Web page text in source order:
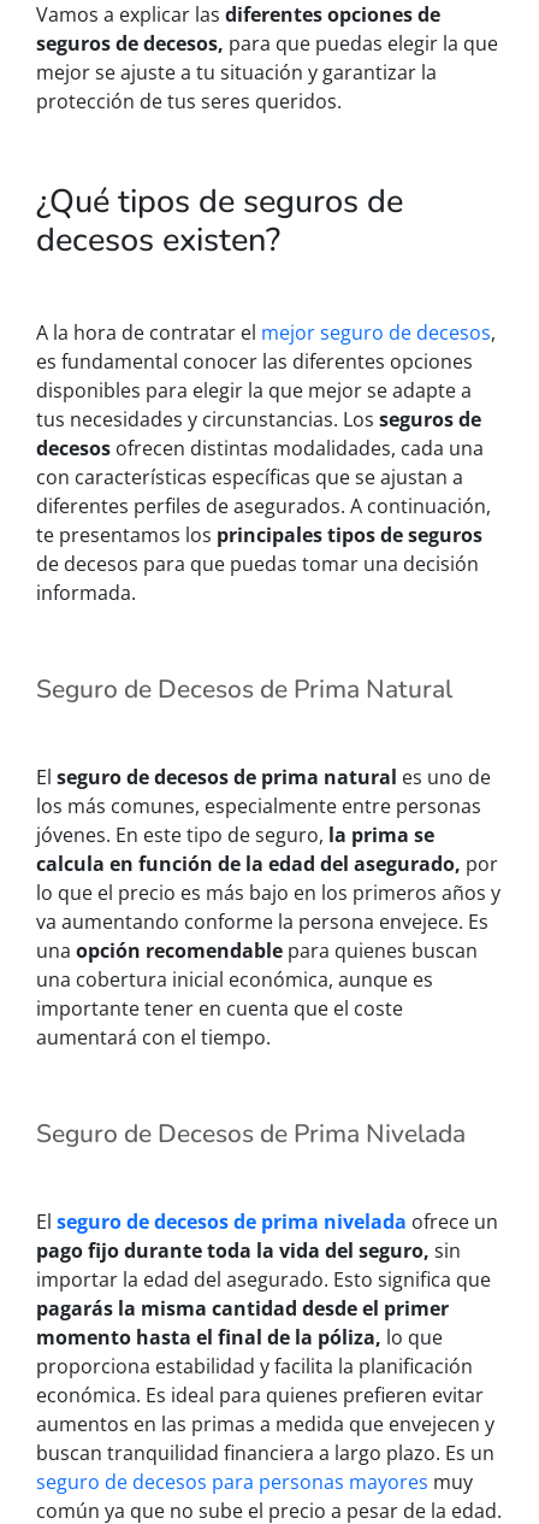
Vamos a explicar las diferentes opciones de
seguros de decesos, para que puedas elegir la que
mejor se ajuste a tu situación y garantizar la
protección de tus seres queridos.
¿Qué tipos de seguros de
decesos existen?
A la hora de contratar el mejor seguro de decesos,
es fundamental conocer las diferentes opciones
disponibles para elegir la que mejor se adapte a
tus necesidades y circunstancias. Los seguros de
decesos ofrecen distintas modalidades, cada una
con características específicas que se ajustan a
diferentes perfiles de asegurados. A continuación,
te presentamos los principales tipos de seguros
de decesos para que puedas tomar una decisión
informada.
Seguro de Decesos de Prima Natural
El seguro de decesos de prima natural es uno de
los más comunes, especialmente entre personas
jóvenes. En este tipo de seguro, la prima se
calcula en función de la edad del asegurado, por
lo que el precio es más bajo en los primeros años y
va aumentando conforme la persona envejece. Es
una opción recomendable para quienes buscan
una cobertura inicial económica, aunque es
importante tener en cuenta que el coste
aumentará con el tiempo.
Seguro de Decesos de Prima Nivelada
El seguro de decesos de prima nivelada ofrece un
pago fijo durante toda la vida del seguro, sin
importar la edad del asegurado. Esto significa que
pagarás la misma cantidad desde el primer
momento hasta el final de la póliza, lo que
proporciona estabilidad y facilita la planificación
económica. Es ideal para quienes prefieren evitar
aumentos en las primas a medida que envejecen y
buscan tranquilidad financiera a largo plazo. Es un
seguro de decesos para personas mayores muy
común ya que no sube el precio a pesar de la edad.